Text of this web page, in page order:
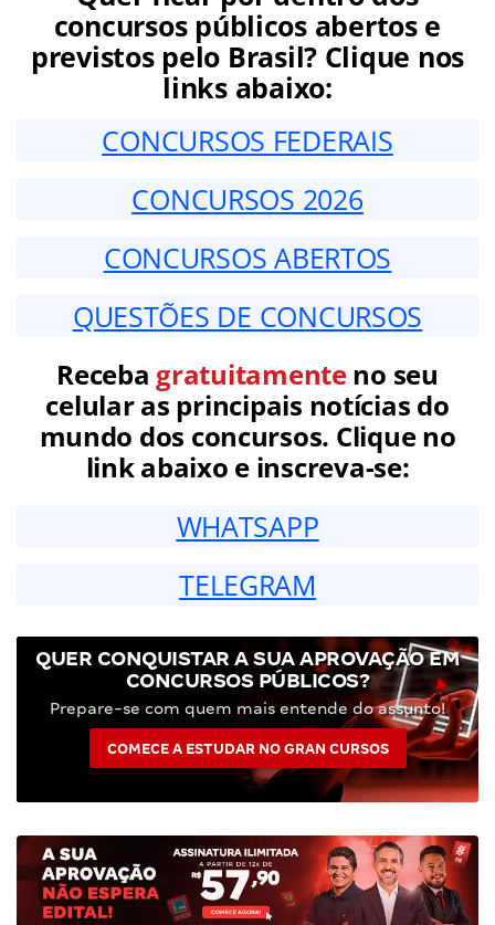
concursos públicos abertos e
previstos pelo Brasil? Clique nos
links abaixo:
CONCURSOS FEDERAIS
CONCURSOS 2026
CONCURSOS ABERTOS
QUESTÕES DE CONCURSOS
Receba gratuitamenteno seu
celular as principais notícias do
mundo dos concursos. Clique no
link abaixo e inscreva-se:
WHATSAPP
TELEGRAM
QUER CONQUISTAR A SUA APROVAÇÃO EM
CONCURSOS PÚBLICOS?
Prepare-se com quem mais entende do assunto!
COMECE A ESTUDAR NO GRAN CURSOS